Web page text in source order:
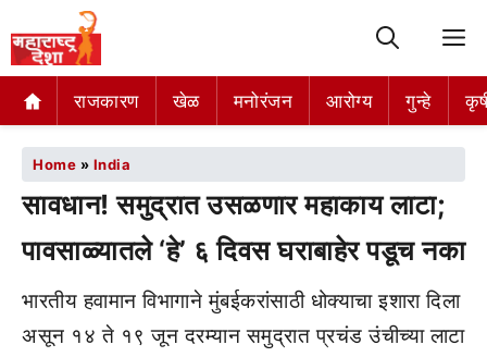
राजकारण खेळ मनोरंजन आरोग्य गुन्हे
Home » India
सावधान! समुद्रात उसळणार महाकाय लाटा;
पावसाळ्यातले ‘हे’ ६ दिवस घराबाहेर पडूच नका
भारतीय हवामान विभागाने मुंबईकरांसाठी धोक्याचा इशारा दिला
असून १४ ते १९ जून दरम्यान समुद्रात प्रचंड उंचीच्या लाटा